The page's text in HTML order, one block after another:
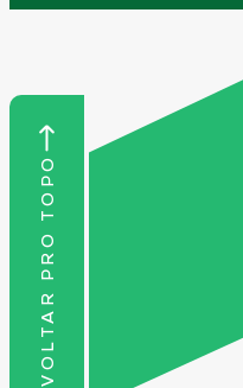
VOLTAR PRO TOPO